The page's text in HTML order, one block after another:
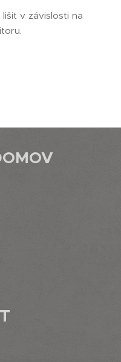
v závislosti na